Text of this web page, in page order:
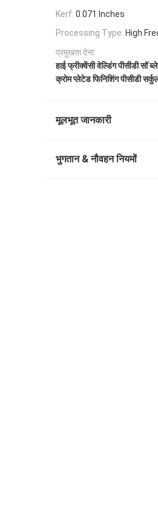
Kerf: 0.071 Inches
Processing Type: High
प्रमुखता देना:
हाई फ्रीक्वेंसी वेल्डिंग पीसीडी सॉ
क्रोम प्लेटेड फिनिशिंग पीसीडी
मूलभूत जानकारी
भुगतान & नौवहन नियमों